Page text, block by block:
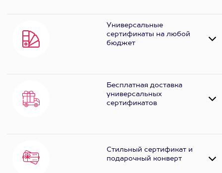
Универсальные
сертификаты на любой
бюджет
Бесплатная доставка
универсальных
сертификатов
Стильный сертификат и
подарочный конверт